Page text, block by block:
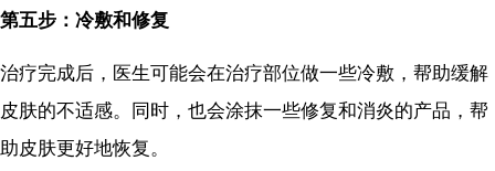
第五步：冷敷和修复
治疗完成后，医生可能会在治疗部位做一些冷敷，帮助缓解
皮肤的不适感。同时，也会涂抹一些修复和消炎的产品，帮
助皮肤更好地恢复。